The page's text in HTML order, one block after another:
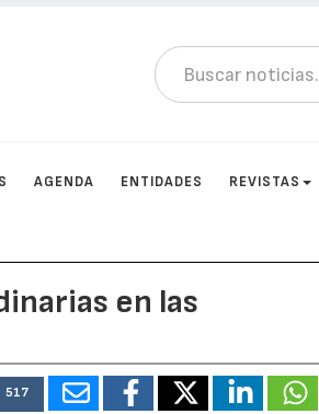
AGENDA ENTIDADES REVISTAS
en las
517